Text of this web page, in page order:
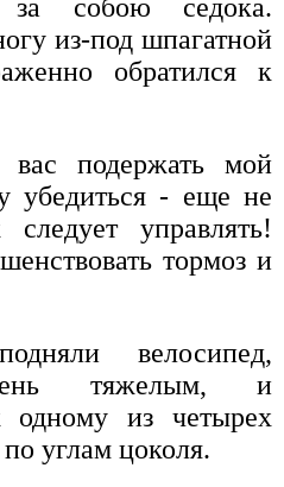
собою седока.
из-под шпагатной
обратился к
подержать мой
- еще не
управлять!
тормоз и
велосипед,
тяжелым, и
одному из четырех
углам цоколя.